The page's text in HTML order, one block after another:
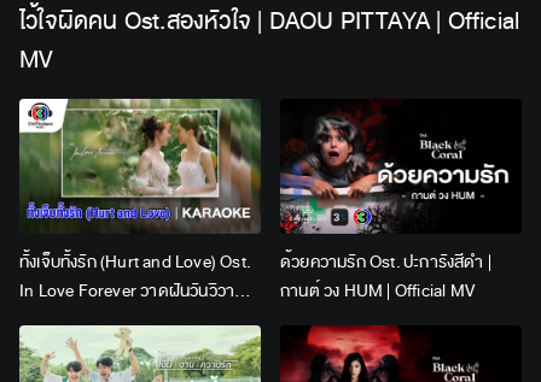
ไว้ใจผิดคน Ost.สองหัวใจ | DAOU PITTAYA | Official
MV
ทั้งเจ็บทั้งรัก (Hurt and Love) Ost.
In Love Forever วาดฝันวันวิวาห์ |
Lingling Kwong x Orm
Kornnaphat | Official Karaoke
ด้วยความรัก Ost. ปะการังสีดำ |
กานต์ วง HUM | Official MV